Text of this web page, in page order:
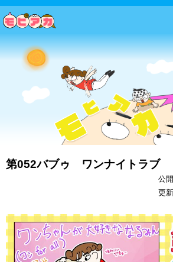
第052バブゥ ワンナイトラブ
公
更